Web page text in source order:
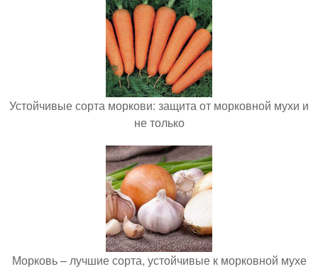
Устойчивые сорта моркови: защита от морковной мухи и
не только
Морковь – лучшие сорта, устойчивые к морковной мухе